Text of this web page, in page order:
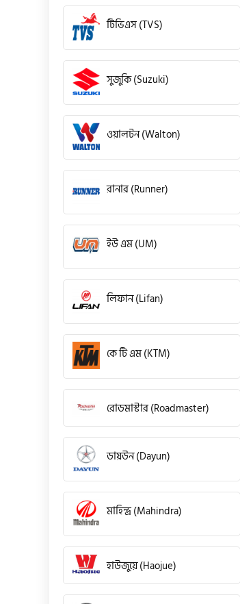
টিভিএস (TVS)
সুজুকি (Suzuki)
ওয়ালটন (Walton)
রানার (Runner)
ইউ এম (UM)
লিফান (Lifan)
কে টি এম (KTM)
রোডমাস্টার (Roadmaster)
ডায়উন (Dayun)
মাহিন্দ্র (Mahindra)
হাউজুয়ে (Haojue)